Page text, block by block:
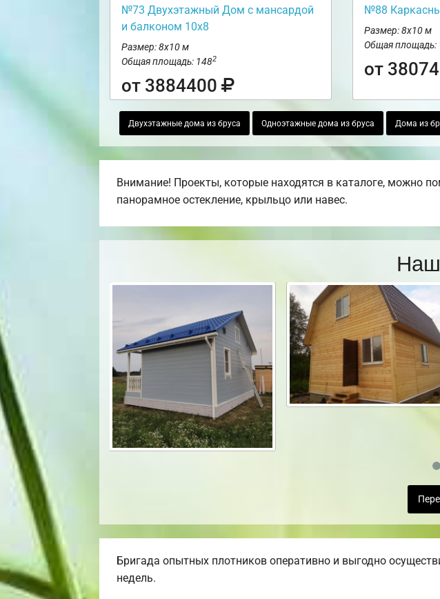
№73 Двухэтажный Дом с мансардой
и балконом 10х8
Размер: 8х10 м
Общая площадь: 1482
от 3884400
№88
Размер: 8х10 м
Общая площадь:
от
Двухэтажные дома из бруса Одноэтажные дома из бруса Дома из
Внимание! Проекты, которые находятся в каталоге, можно
панорамное остекление, крыльцо или навес.
Бригада опытных плотников оперативно и выгодно
недель.